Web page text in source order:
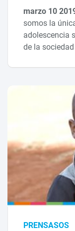
marzo 10
somos la
adolescencia
de la
PRENSASOS